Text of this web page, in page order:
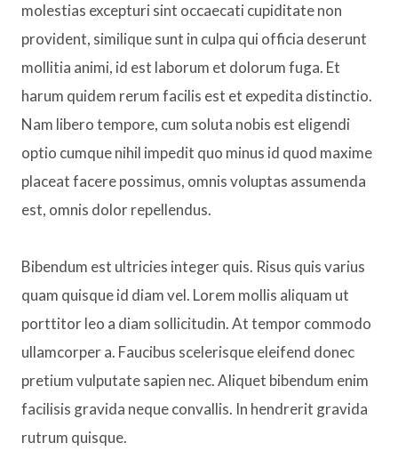
molestias excepturi sint occaecati cupiditate non
provident, similique sunt in culpa qui officia deserunt
mollitia animi, id est laborum et dolorum fuga. Et
harum quidem rerum facilis est et expedita distinctio.
Nam libero tempore, cum soluta nobis est eligendi
optio cumque nihil impedit quo minus id quod maxime
placeat facere possimus, omnis voluptas assumenda
est, omnis dolor repellendus.
Bibendum est ultricies integer quis. Risus quis varius
quam quisque id diam vel. Lorem mollis aliquam ut
porttitor leo a diam sollicitudin. At tempor commodo
ullamcorper a. Faucibus scelerisque eleifend donec
pretium vulputate sapien nec. Aliquet bibendum enim
facilisis gravida neque convallis. In hendrerit gravida
rutrum quisque.